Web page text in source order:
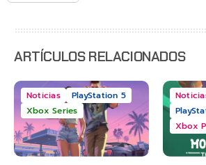
2 y más
ARTÍCULOS RELACIONADOS
Noticias
PlayStation 5
Xbox Series
Xbox